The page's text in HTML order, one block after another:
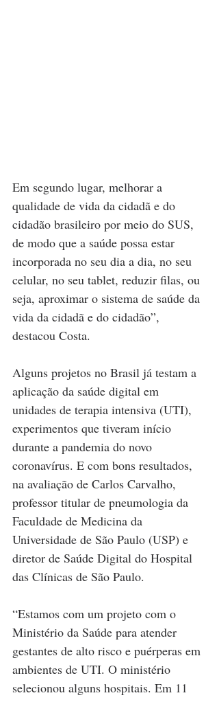
Em segundo lugar, melhorar a
qualidade de vida da cidadã e do
cidadão brasileiro por meio do SUS,
de modo que a saúde possa estar
incorporada no seu dia a dia, no seu
celular, no seu tablet, reduzir filas, ou
seja, aproximar o sistema de saúde da
vida da cidadã e do cidadão”,
destacou Costa.
Alguns projetos no Brasil já testam a
aplicação da saúde digital em
unidades de terapia intensiva (UTI),
experimentos que tiveram início
durante a pandemia do novo
coronavírus. E com bons resultados,
na avaliação de Carlos Carvalho,
professor titular de pneumologia da
Faculdade de Medicina da
Universidade de São Paulo (USP) e
diretor de Saúde Digital do Hospital
das Clínicas de São Paulo.
“Estamos com um projeto com o
Ministério da Saúde para atender
gestantes de alto risco e puérperas em
ambientes de UTI. O ministério
selecionou alguns hospitais. Em 11